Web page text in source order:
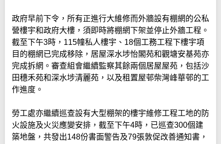
政府早前下令，所有正進行大維修而外牆設有棚網的公私
營樓宇和政府大樓，須即時將棚網下架並停止外牆工程。
截至下午3時，115幢私人樓宇、18個工務工程下樓宇項
目的棚網已完成移除，居屋深水埗怡閣苑和觀塘安基苑亦
完成拆網。審查組會繼續監察其餘兩個居屋屋苑，包括沙
田穗禾苑和深水埗清麗苑，以及租置屋邨柴灣峰華邨的工
作進度。
勞工處亦繼續巡查設有大型棚架的樓宇維修工程工地的防
火設施及火災應變安排，截至下午4時，已巡查300個建
築地盤，共發出148份書面警告及79張敦促改善通知書，